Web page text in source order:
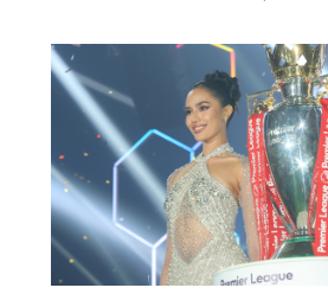
เสียใจต่อความสูญเสียที่เกิดขึ้น พร้อมย้ำ
สัญลักษณ์ของความอ่อนแอและความเม
แพ้